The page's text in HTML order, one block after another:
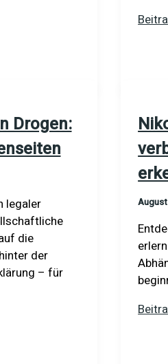
Die
Drogen:
legaler
die
der
– für